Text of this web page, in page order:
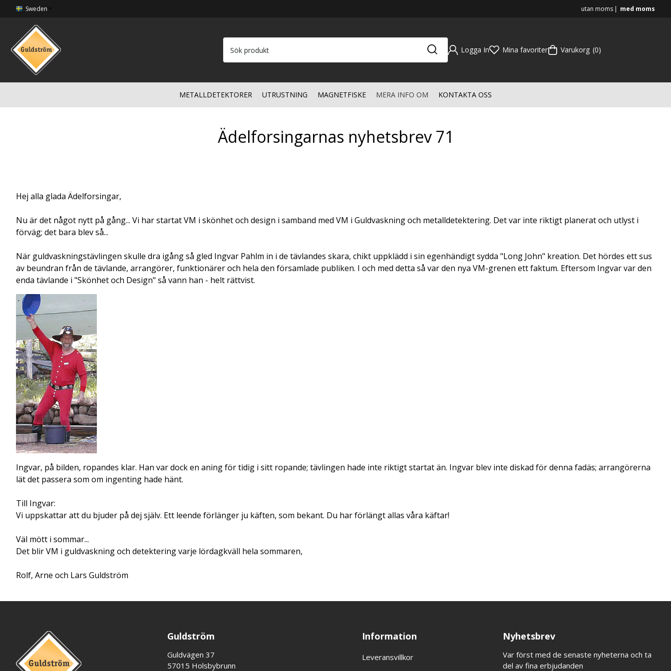
Sweden utan moms med moms
Logga In Mina favoriter Varukorg 0
METALLDETEKTORER UTRUSTNING MAGNETFISKE MERA INFO OM KONTAKTA OSS
Ädelforsingarnas nyhetsbrev 71
Hej alla glada Ädelforsingar,
Nu är det något nytt på gång... Vi har startat VM i skönhet och design i samband med VM i Guldvaskning och metalldetektering. Det var inte riktigt planerat och utlyst i
förväg; det bara blev så...
När guldvaskningstävlingen skulle dra igång så gled Ingvar Pahlm in i de tävlandes skara, chikt uppklädd i sin egenhändigt sydda "Long John" kreation. Det hördes ett sus
av beundran från de tävlande, arrangörer, funktionärer och hela den församlade publiken. I och med detta så var den nya VM-grenen ett faktum. Eftersom Ingvar var den
enda tävlande i "Skönhet och Design" så vann han - helt rättvist.
Ingvar, på bilden, ropandes klar. Han var dock en aning för tidig i sitt ropande; tävlingen hade inte riktigt startat än. Ingvar blev inte diskad för denna fadäs; arrangörerna
lät det passera som om ingenting hade hänt.
Till Ingvar:
Vi uppskattar att du bjuder på dej själv. Ett leende förlänger ju käften, som bekant. Du har förlängt allas våra käftar!
Väl mött i sommar...
Det blir VM i guldvaskning och detektering varje lördagkväll hela sommaren,
Rolf, Arne och Lars Guldström
Guldström
Guldvägen 37
57015 Holsbybrunn
Information
Leveransvillkor
Nyhetsbrev
Var först med de senaste nyheterna och ta
del av fina erbjudanden